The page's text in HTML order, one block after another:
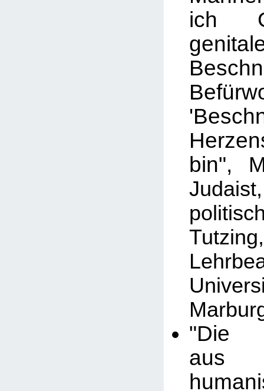
ich
bin",
Tutzing,
"Die
aus